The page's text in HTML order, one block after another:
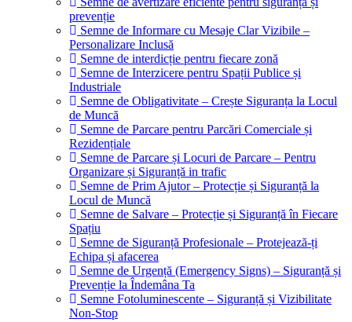
prevenție
Semne de Informare cu Mesaje Clar Vizibile –
Personalizare Inclusă
Semne de interdicție pentru fiecare zonă
Semne de Interzicere pentru Spații Publice și
Industriale
Semne de Obligativitate – Crește Siguranța la Locul
de Muncă
Semne de Parcare pentru Parcări Comerciale și
Rezidențiale
Semne de Parcare și Locuri de Parcare – Pentru
Organizare și Siguranță in trafic
Semne de Prim Ajutor – Protecție și Siguranță la
Locul de Muncă
Semne de Salvare – Protecție și Siguranță în Fiecare
Spațiu
Semne de Siguranță Profesionale – Protejează-ți
Echipa și afacerea
Semne de Urgență (Emergency Signs) – Siguranță și
Prevenție la Îndemâna Ta
Semne Fotoluminescente – Siguranță și Vizibilitate
Non-Stop